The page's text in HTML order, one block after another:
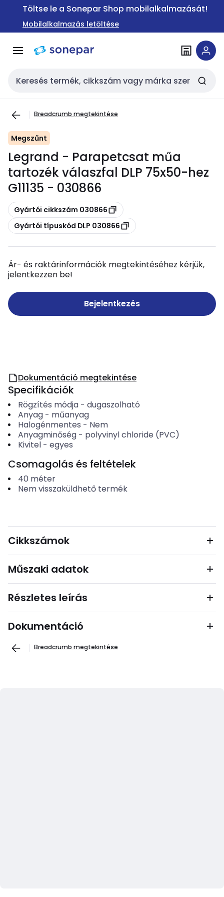
Ugrás a
Ugrás a
tartalomra
Töltse le a Sonepar Shop mobilalkalmazását!
Mobilalkalmazás letöltése
Keresési bemenet
Breadcrumb megtekintése
Megszűnt
Legrand - Parapetcsat műa
tartozék válaszfal DLP 75x50-hez
G11135 - 030866
Másolás
Gyártói cikkszám 030866
Másolás
Gyártói típuskód DLP 030866
Ár- és raktárinformációk megtekintéséhez kérjük,
jelentkezzen be!
Bejelentkezés
Dokumentáció megtekintése
Specifikációk
Rögzítés módja- dugaszolható
Anyag- műanyag
Halogénmentes - Nem
Anyagminőség- polyvinyl chloride (PVC)
Kivitel- egyes
Csomagolás és feltételek
40 méter
Nem visszaküldhető termék
Cikkszámok
Műszaki adatok
Részletes leírás
Dokumentáció
Breadcrumb megtekintése